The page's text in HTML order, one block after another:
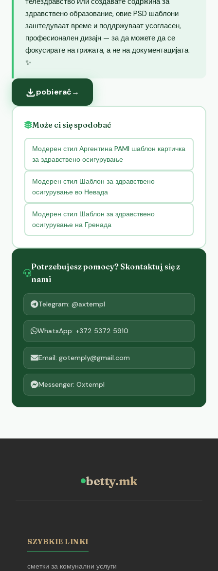
здравствено образование, овие PSD шаблони
заштедуваат време и поддржуваат усогласен,
професионален дизајн — за да можете да се
фокусирате на грижата, а не на документацијата.
✨
pobierać→
Może ci się spodobać
Модерен стил Аргентина PAMI шаблон картичка
за здравствено осигурување
Модерен стил Шаблон за здравствено
осигурување во Невада
Модерен стил Шаблон за здравствено
осигурување на Гренада
Potrzebujesz pomocy? Skontaktuj się z
nami
Telegram: @axtempl
WhatsApp: +372 5372 5910
Email: gotemply@gmail.com
Messenger: Oxtempl
betty.mk
SZYBKIE LINKI
сметки за комунални услуги